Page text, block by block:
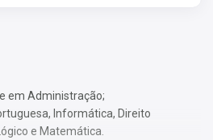
em Administração;
Informática, Direito
e Matemática.